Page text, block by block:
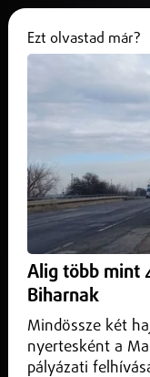
1,5 milliós
debreceni
2025. október 14.
A
Ezt olvastad már?
Alig több mint
Biharnak
Mindössze két
nyertesként a
pályázati